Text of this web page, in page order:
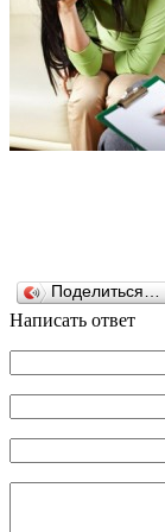
Поделиться…
Написать ответ